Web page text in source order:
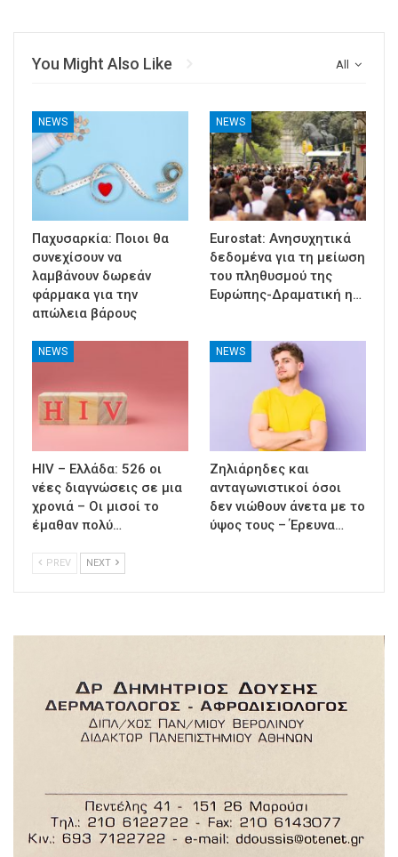
All
You Might Also Like
NEWS
Παχυσαρκία: Ποιοι θα
συνεχίσουν να
λαμβάνουν δωρεάν
φάρμακα για την
απώλεια βάρους
NEWS
Eurostat: Ανησυχητικά
δεδομένα για τη μείωση
του πληθυσμού της
Ευρώπης-Δραματική η…
NEWS
HIV – Ελλάδα: 526 οι
νέες διαγνώσεις σε μια
χρονιά – Οι μισοί το
έμαθαν πολύ…
NEWS
Ζηλιάρηδες και
ανταγωνιστικοί όσοι
δεν νιώθουν άνετα με το
ύψος τους – Έρευνα…
PREV NEXT